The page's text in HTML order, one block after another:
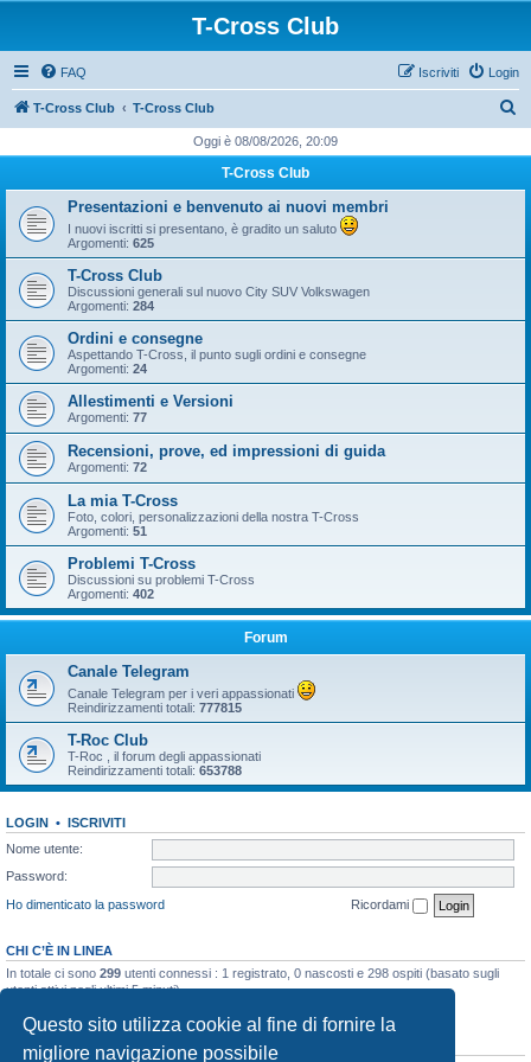
Questo sito utilizza cookie al fine di fornire la
migliore navigazione possibile
T-Cross Club
FAQ Login
Iscriviti
T-Cross Club T-Cross Club
c
Oggi è 08/08/2026, 20:09
T-Cross Club
Presentazioni e benvenuto ai nuovi membri
I nuovi iscritti si presentano, è gradito un saluto
Argomenti: 625
T-Cross Club
Discussioni generali sul nuovo City SUV Volkswagen
Argomenti: 284
Ordini e consegne
Aspettando T-Cross, il punto sugli ordini e consegne
Argomenti: 24
Allestimenti e Versioni
Argomenti: 77
Recensioni, prove, ed impressioni di guida
Argomenti: 72
La mia T-Cross
Foto, colori, personalizzazioni della nostra T-Cross
Argomenti: 51
Problemi T-Cross
Discussioni su problemi T-Cross
Argomenti: 402
Forum
Canale Telegram
Canale Telegram per i veri appassionati
Reindirizzamenti totali: 777815
T-Roc Club
T-Roc , il forum degli appassionati
Reindirizzamenti totali: 653788
LOGIN • ISCRIVITI
Nome utente:
Password:
Ho dimenticato la password
Ricordami
CHI C’È IN LINEA
In totale ci sono 299 utenti connessi : 1 registrato, 0 nascosti e 298 ospiti (basato sugli
utenti attivi negli ultimi 5 minuti)
STATISTICHE